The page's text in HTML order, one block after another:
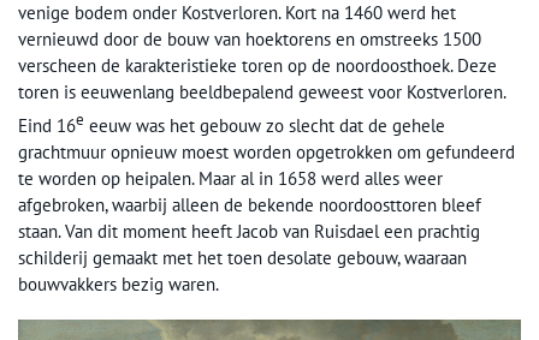
venige bodem onder Kostverloren. Kort na 1460 werd het
vernieuwd door de bouw van hoektorens en omstreeks 1500
verscheen de karakteristieke toren op de noordoosthoek. Deze
toren is eeuwenlang beeldbepalend geweest voor Kostverloren.
Eind 16e eeuw was het gebouw zo slecht dat de gehele
grachtmuur opnieuw moest worden opgetrokken om gefundeerd
te worden op heipalen. Maar al in 1658 werd alles weer
afgebroken, waarbij alleen de bekende noordoosttoren bleef
staan. Van dit moment heeft Jacob van Ruisdael een prachtig
schilderij gemaakt met het toen desolate gebouw, waaraan
bouwvakkers bezig waren.